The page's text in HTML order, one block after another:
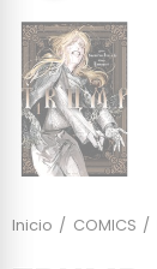
Inicio COMICS